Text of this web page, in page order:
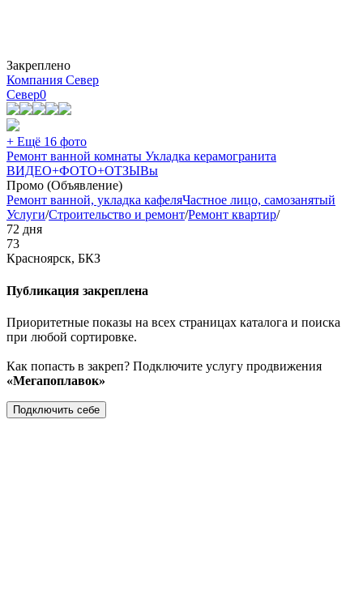
Закреплено
Компания Север
Север0
+ Ещё 16 фото
Ремонт ванной комнаты Укладка керамогранита
ВИДЕО+ФОТО+ОТЗЫВы
Промо (Объявление)
Ремонт ванной, укладка кафеляЧастное лицо, самозанятый
Услуги/Строительство и ремонт/Ремонт квартир/
72 дня
73
Красноярск, БКЗ
Публикация закреплена
Приоритетные показы на всех страницах каталога и поиска
при любой сортировке.
Как попасть в закреп? Подключите услугу продвижения
«Мегапоплавок»
Подключить себе